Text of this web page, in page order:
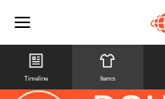
Timeline Items